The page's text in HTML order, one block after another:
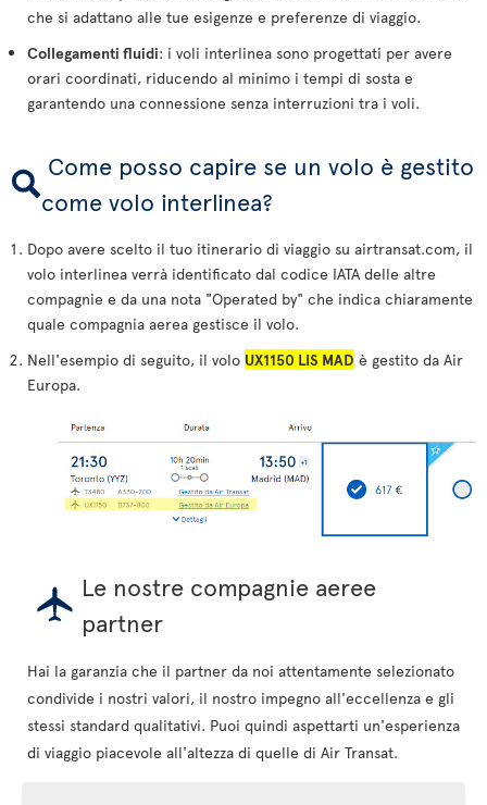
che si adattano alle tue esigenze e preferenze di viaggio.
Collegamenti fluidi: i voli interlinea sono progettati per avere
orari coordinati, riducendo al minimo i tempi di sosta e
garantendo una connessione senza interruzioni tra i voli.
Come posso capire se un volo è gestito
come volo interlinea?
Dopo avere scelto il tuo itinerario di viaggio su airtransat.com, il
volo interlinea verrà identificato dal codice IATA delle altre
compagnie e da una nota "Operated by" che indica chiaramente
quale compagnia aerea gestisce il volo.
Nell'esempio di seguito, il volo UX1150 LIS MAD è gestito da Air
Europa.
Le nostre compagnie aeree
partner
Hai la garanzia che il partner da noi attentamente selezionato
condivide i nostri valori, il nostro impegno all'eccellenza e gli
stessi standard qualitativi. Puoi quindi aspettarti un'esperienza
di viaggio piacevole all'altezza di quelle di Air Transat.